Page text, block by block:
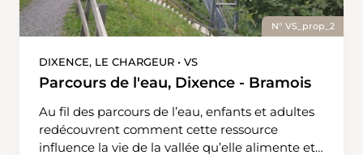
N° VS_prop_2
DIXENCE, LE CHARGEUR • VS
Parcours de l'eau, Dixence - Bramois
Au fil des parcours de l’eau, enfants et adultes
redécouvrent comment cette ressource
influence la vie de la vallée qu’elle alimente et